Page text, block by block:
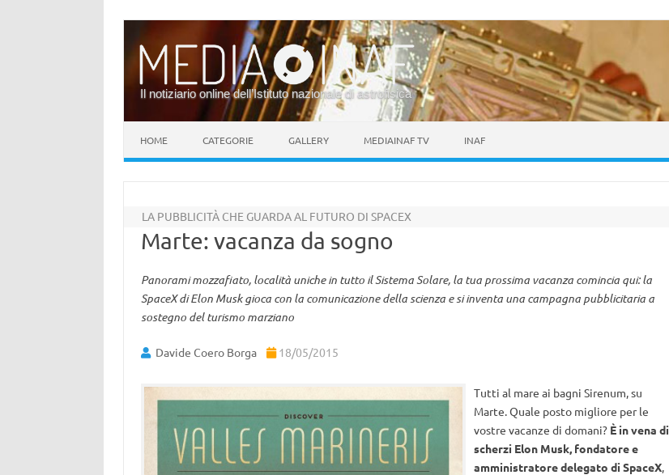
Il notiziario online dell’Istituto nazionale di astrofisica
HOME CATEGORIE GALLERY MEDIAINAF TV INAF
LA PUBBLICITÀ CHE GUARDA AL FUTURO DI SPACEX
Marte: vacanza da sogno
Panorami mozzafiato, località uniche in tutto il Sistema Solare, la tua prossima vacanza comincia qui: la
SpaceX di Elon Musk gioca con la comunicazione della scienza e si inventa una campagna pubblicitaria a
sostegno del turismo marziano
Davide Coero Borga 18/05/2015
Tutti al mare ai bagni Sirenum, su
Marte. Quale posto migliore per le
vostre vacanze di domani? È in vena di
scherzi Elon Musk, fondatore e
amministratore delegato di SpaceX,